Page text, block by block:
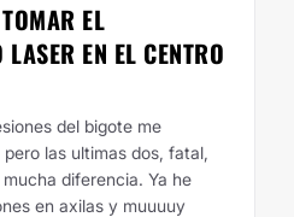
EL
EN EL CENTRO
del bigote me
las ultimas dos, fatal,
diferencia. Ya he
en axilas y muuuuy